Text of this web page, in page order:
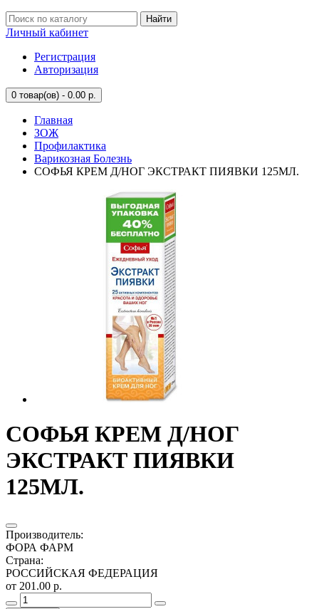
Найти
Личный кабинет
Регистрация
Авторизация
0 товар(ов) - 0.00 р.
Главная
ЗОЖ
Профилактика
Варикозная Болезнь
СОФЬЯ КРЕМ Д/НОГ ЭКСТРАКТ ПИЯВКИ 125МЛ.
СОФЬЯ КРЕМ Д/НОГ
ЭКСТРАКТ ПИЯВКИ
125МЛ.
Производитель:
ФОРА ФАРМ
Страна:
РОССИЙСКАЯ ФЕДЕРАЦИЯ
от 201.00 р.